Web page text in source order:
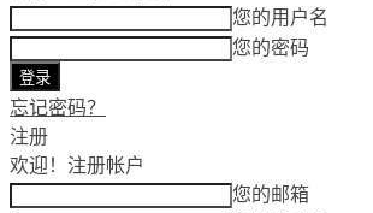
您的用户名
您的密码
忘记密码？
注册
欢迎！ 注册帐户
您的邮箱